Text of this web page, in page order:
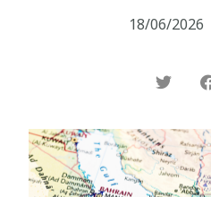
18/06/2026